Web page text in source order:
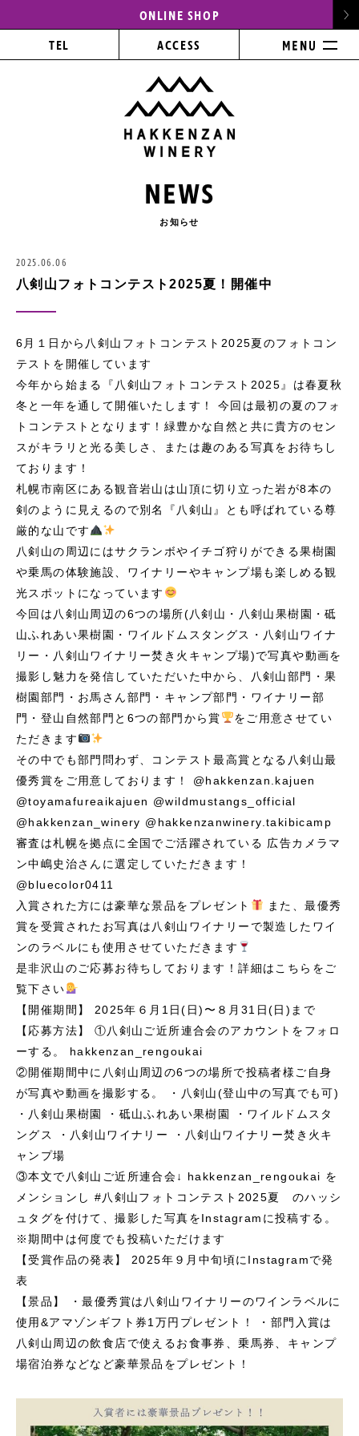
ONLINE SHOP
TEL ACCESS
NEWS
お知らせ
2025.06.06
八剣山フォトコンテスト2025夏！開催中
6月１日から八剣山フォトコンテスト2025夏のフォトコン
テストを開催しています
今年から始まる『八剣山フォトコンテスト2025』は春夏秋
冬と一年を通して開催いたします！
今回は最初の夏のフォ
トコンテストとなります！緑豊かな自然と共に貴方のセン
スがキラリと光る美しさ、または趣のある写真をお待ちし
ております！
札幌市南区にある観音岩山は山頂に切り立った岩が8本の
剣のように見えるので別名『八剣山』とも呼ばれている尊
厳的な山です
八剣山の周辺にはサクランボやイチゴ狩りができる果樹園
や乗馬の体験施設、ワイナリーやキャンプ場も楽しめる観
光スポットになっています
今回は八剣山周辺の6つの場所(八剣山・八剣山果樹園・砥
山ふれあい果樹園・ワイルドムスタングス・八剣山ワイナ
リー・八剣山ワイナリー焚き火キャンプ場)で写真や動画を
撮影し魅力を発信していただいた中から、八剣山部門・果
樹園部門・お馬さん部門・キャンプ部門・ワイナリー部
門・登山自然部門と6つの部門から賞
をご用意させてい
ただきます
その中でも部門問わず、コンテスト最高賞となる八剣山最
優秀賞をご用意しております！
@hakkenzan.kajuen
@toyamafureaikajuen @wildmustangs_official
@hakkenzan_winery @hakkenzanwinery.takibicamp
審査は札幌を拠点に全国でご活躍されている 広告カメラマ
ン中嶋史治さんに選定していただきます！
@bluecolor0411
入賞された方には豪華な景品をプレゼント
また、最優秀
賞を受賞されたお写真は八剣山ワイナリーで製造したワイ
ンのラベルにも使用させていただきます
是非沢山のご応募お待ちしております！詳細はこちらをご
覧下さい
【開催期間】
2025年６月1日(日)〜８月31日(日)まで
【応募方法】
①八剣山ご近所連合会のアカウントをフォロ
ーする。
hakkenzan_rengoukai
②開催期間中に八剣山周辺の6つの場所で投稿者様ご自身
が写真や動画を撮影する。
・八剣山(登山中の写真でも可)
・八剣山果樹園
・砥山ふれあい果樹園
・ワイルドムスタ
ングス
・八剣山ワイナリー
・八剣山ワイナリー焚き火キ
ャンプ場
③本文で八剣山ご近所連合会↓
hakkenzan_rengoukai を
メンションし #八剣山フォトコンテスト2025夏 のハッシ
ュタグを付けて、撮影した写真をInstagramに投稿する。
※期間中は何度でも投稿いただけます
【受賞作品の発表】
2025年９月中旬頃にInstagramで発
表
【景品】
・最優秀賞は八剣山ワイナリーのワインラベルに
使用&アマゾンギフト券1万円プレゼント！
・部門入賞は
八剣山周辺の飲食店で使えるお食事券、乗馬券、キャンプ
場宿泊券などなど豪華景品をプレゼント！